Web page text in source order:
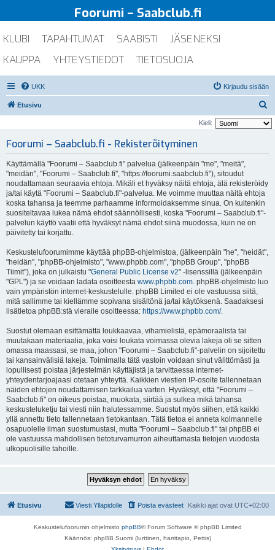
Foorumi – Saabclub.fi
KLUBI TAPAHTUMAT SAABISTI
JÄSENEKSI
KAUPPA
YHTEYSTIEDOT TIETOSUOJA
UKK Kirjaudu sisään
Etusivu
t
Kieli:
Foorumi – Saabclub.fi - Rekisteröityminen
Käyttämällä "Foorumi – Saabclub.fi" palvelua (jälkeenpäin "me", "meitä",
"meidän", "Foorumi – Saabclub.fi", "https://foorumi.saabclub.fi"), sitoudut
noudattamaan seuraavia ehtoja. Mikäli et hyväksy näitä ehtoja, älä rekisteröidy
ja/tai käytä "Foorumi – Saabclub.fi"-palvelua. Me voimme muuttaa näitä ehtoja
koska tahansa ja teemme parhaamme informoidaksemme sinua. On kuitenkin
suositeltavaa lukea nämä ehdot säännöllisesti, koska "Foorumi – Saabclub.fi"-
palvelun käyttö vaatii että hyväksyt nämä ehdot siinä muodossa, kuin ne on
päivitetty tai korjattu.
Keskustelufoorumimme käyttää phpBB-ohjelmistoa, (jälkeenpäin "he", "heidät",
"heidän", "phpBB-ohjelmisto", "www.phpbb.com", "phpBB Group", "phpBB
Tiimit"), joka on julkaistu "General Public License v2" -lisenssillä (jälkeenpäin
"GPL") ja se voidaan ladata osoitteesta www.phpbb.com. phpBB-ohjelmisto luo
vain ympäristön internet-keskustelulle. phpBB Limited ei ole vastuussa siitä,
mitä sallimme tai kiellämme sopivana sisältönä ja/tai käytöksenä. Saadaksesi
lisätietoa phpBB:stä vieraile osoitteessa: https://www.phpbb.com/.
Suostut olemaan esittämättä loukkaavaa, vihamielistä, epämoraalista tai
muutakaan materiaalia, joka voisi loukata voimassa olevia lakeja oli se sitten
omassa maassasi, se maa, johon "Foorumi – Saabclub.fi"-palvelin on sijoitettu
tai kansainvälisiä lakeja. Toimimalla tätä vastoin voidaan sinut välittömästi ja
lopullisesti poistaa järjestelmän käyttäjistä ja tarvittaessa internet-
yhteydentarjoajaasi otetaan yhteyttä. Kaikkien viestien IP-osoite tallennetaan
näiden ehtojen noudattamisen tarkkailua varten. Hyväksyt, että "Foorumi –
Saabclub.fi" on oikeus poistaa, muokata, siirtää ja sulkea mikä tahansa
keskusteluketju tai viesti niin halutessamme. Suostut myös siihen, että kaikki
yllä annettu tieto tallennetaan tietokantaan. Tätä tietoa ei anneta kolmannelle
osapuolelle ilman suostumustasi, mutta "Foorumi – Saabclub.fi" tai phpBB ei
ole vastuussa mahdollisen tietoturvamurron aiheuttamasta tietojen vuodosta
ulkopuolisille tahoille.
Etusivu Kaikki ajat ovat UTC+02:00
Poista evästeet
Viesti Ylläpidolle
Keskustelufoorumin ohjelmisto phpBB® Forum Software © phpBB Limited
Käännös: phpBB Suomi (lurttinen, harritapio, Pettis)